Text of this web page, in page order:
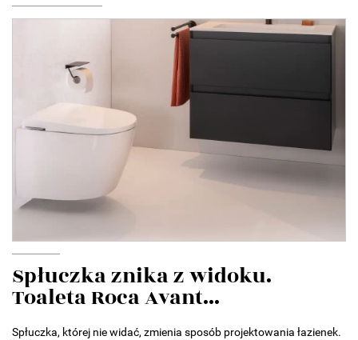
Spłuczka znika z widoku.
Toaleta Roca Avant...
Spłuczka, której nie widać, zmienia sposób projektowania łazienek.